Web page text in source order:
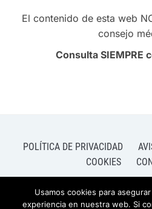
El contenido de esta web
consejo
Consulta SIEMPRE
POLÍTICA DE PRIVACIDAD
COOKIES
Usamos cookies para
experiencia en nuestra web. Si